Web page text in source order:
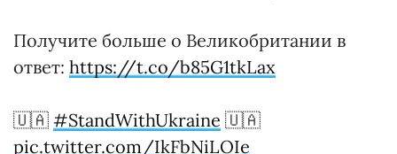
Получите больше о Великобритании в
ответ: https://t.co/b85G1tkLax
🇺🇦 #StandWithUkraine 🇺🇦
pic.twitter.com/IkFbNiLOIe